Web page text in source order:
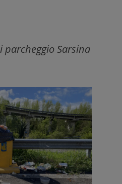
parcheggio Sarsina